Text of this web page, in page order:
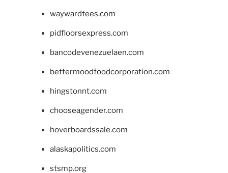
waywardtees.com
pidfloorsexpress.com
bancodevenezuelaen.com
bettermoodfoodcorporation.com
hingstonnt.com
chooseagender.com
hoverboardssale.com
alaskapolitics.com
stsmp.org